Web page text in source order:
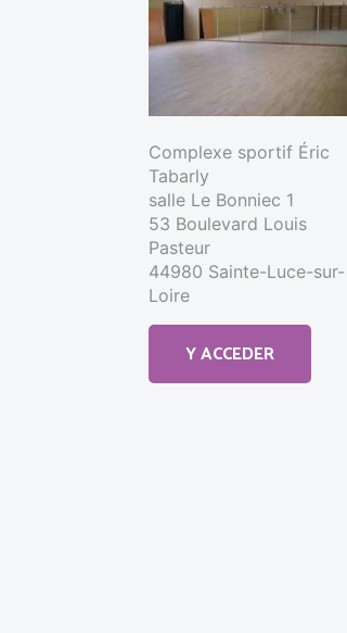
Complexe sportif Éric
Tabarly
salle Le Bonniec 1
53 Boulevard Louis
Pasteur
44980 Sainte-Luce-sur-
Loire
Y ACCEDER